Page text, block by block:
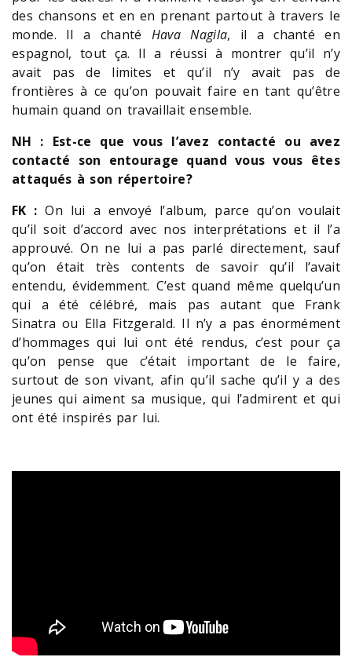
des chansons et en en prenant partout à travers le
monde. Il a chanté Hava Nagila, il a chanté en
espagnol, tout ça. Il a réussi à montrer qu’il n’y
avait pas de limites et qu’il n’y avait pas de
frontières à ce qu’on pouvait faire en tant qu’être
humain quand on travaillait ensemble.
NH : Est-ce que vous l’avez contacté ou avez
contacté son entourage quand vous vous êtes
attaqués à son répertoire?
FK : On lui a envoyé l’album, parce qu’on voulait
qu’il soit d’accord avec nos interprétations et il l’a
approuvé. On ne lui a pas parlé directement, sauf
qu’on était très contents de savoir qu’il l’avait
entendu, évidemment. C’est quand même quelqu’un
qui a été célébré, mais pas autant que Frank
Sinatra ou Ella Fitzgerald. Il n’y a pas énormément
d’hommages qui lui ont été rendus, c’est pour ça
qu’on pense que c’était important de le faire,
surtout de son vivant, afin qu’il sache qu’il y a des
jeunes qui aiment sa musique, qui l’admirent et qui
ont été inspirés par lui.